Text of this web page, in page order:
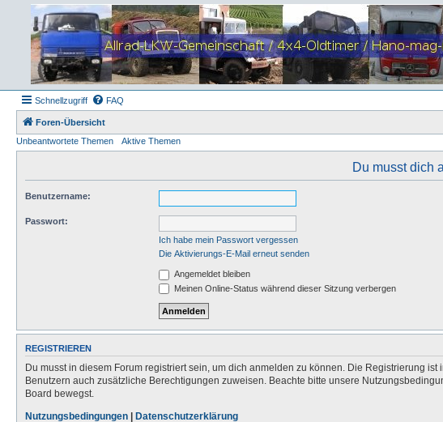
Schnellzugriff FAQ
Foren-Übersicht
Unbeantwortete Themen
Aktive Themen
Du musst dich
Benutzername:
Passwort:
Ich habe mein Passwort vergessen
Die Aktivierungs-E-Mail erneut senden
Angemeldet bleiben
Meinen Online-Status während dieser Sitzung verbergen
REGISTRIEREN
Du musst in diesem Forum registriert sein, um dich anmelden zu können. Die Registrierung
Benutzern auch zusätzliche Berechtigungen zuweisen. Beachte bitte unsere
Board bewegst.
Nutzungsbedingungen | Datenschutzerklärung